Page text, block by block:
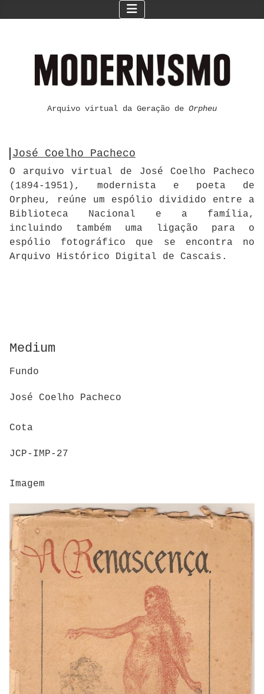
Arquivo virtual da Geração de Orpheu
José Coelho Pacheco
O arquivo virtual de José Coelho Pacheco
(1894-1951), modernista e poeta de
Orpheu, reúne um espólio dividido entre a
Biblioteca Nacional e a família,
incluindo também uma ligação para o
espólio fotográfico que se encontra no
Arquivo Histórico Digital de Cascais.
Medium
Fundo
José Coelho Pacheco
Cota
JCP-IMP-27
Imagem